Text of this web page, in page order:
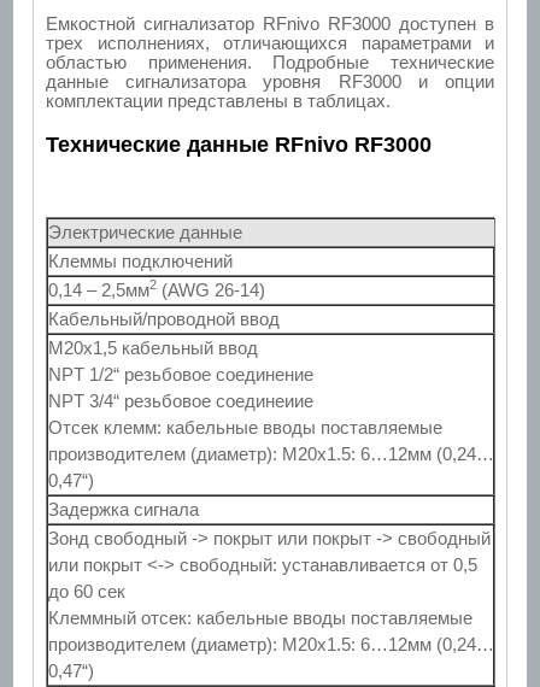
Емкостной сигнализатор RFnivo RF3000 доступен в
трех исполнениях, отличающихся параметрами и
областью применения. Подробные технические
данные сигнализатора уровня RF3000 и опции
комплектации представлены в таблицах.
Технические данные RFnivo RF3000
Электрические данные
Клеммы подключений
0,14 – 2,5мм2 (AWG 26-14)
Кабельный/проводной ввод
M20x1,5 кабельный ввод
NPT 1/2“ резьбовое соединение
NPT 3/4“ резьбовое соединеиие
Отсек клемм: кабельные вводы поставляемые
производителем (диаметр): M20x1.5: 6…12мм (0,24…
0,47“)
Задержка сигнала
Зонд свободный -> покрыт или покрыт -> свободный
или покрыт <-> свободный: устанавливается от 0,5
до 60 сек
Клеммный отсек: кабельные вводы поставляемые
производителем (диаметр): M20x1.5: 6…12мм (0,24…
0,47“)